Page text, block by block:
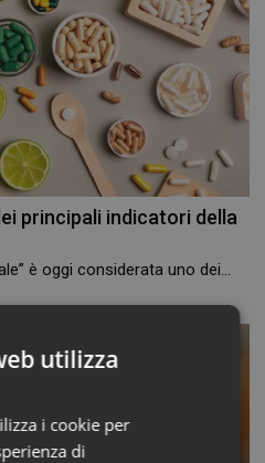
principali indicatori della
è oggi considerata uno dei...
utilizza
i cookie per
di